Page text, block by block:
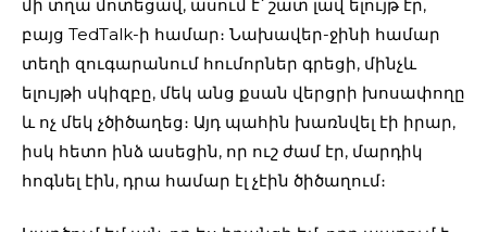
մի տղա մոտեցավ, ասում է՝ շատ լավ ելույթ էր,
բայց TedTalk-ի համար։ Նախավեր-ջինի համար
տեղի զուգարանում հումորներ գրեցի, մինչև
ելույթի սկիզբը, մեկ անց քսան վերցրի խոսափողը
և ոչ մեկ չծիծաղեց։ Այդ պահին խառնվել էի իրար,
իսկ հետո ինձ ասեցին, որ ուշ ժամ էր, մարդիկ
հոգնել էին, դրա համար էլ չէին ծիծաղում։